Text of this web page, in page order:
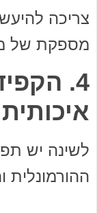
צריכה
מספקת של
4.
איכותית
לשינה יש
ההורמונלית